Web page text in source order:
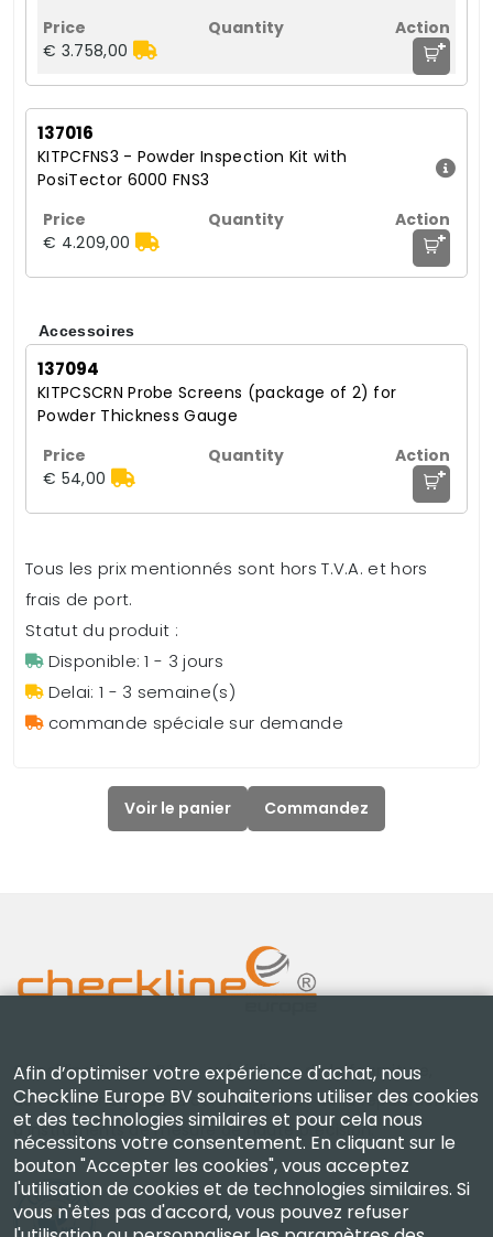
€ 3.758,00 +
137016
KITPCFNS3 - Powder Inspection Kit with
PosiTector 6000 FNS3
€ 4.209,00 +
Accessoires
137094
KITPCSCRN Probe Screens (package of 2) for
Powder Thickness Gauge
€ 54,00 +
Tous les prix mentionnés sont hors T.V.A. et hors
frais de port.
Statut du produit :
Disponible: 1 - 3 jours
Delai: 1 - 3 semaine(s)
commande spéciale sur demande
Voir le panier Commandez
Checkline Europe B.V. — spécialistes de la fourniture,
de l'étalonnage, de la certification et de la réparation
d'instruments de mesure de haute précision.
Afin d’optimiser votre expérience d'achat, nous
Checkline Europe BV souhaiterions utiliser des cookies
et des technologies similaires et pour cela nous
nécessitons votre consentement. En cliquant sur le
bouton "Accepter les cookies", vous acceptez
l'utilisation de cookies et de technologies similaires. Si
vous n'êtes pas d'accord, vous pouvez refuser